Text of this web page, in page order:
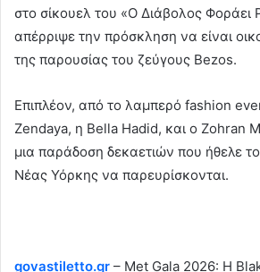
στο σίκουελ του «Ο Διάβολος Φοράει
απέρριψε την πρόσκληση να είναι
της παρουσίας του ζεύγους Bezos.
Επιπλέον, από το λαμπερό fashion
Zendaya, η Bella Hadid, και ο Zohran
μια παράδοση δεκαετιών που ήθελε
Νέας Υόρκης να παρευρίσκονται.
govastiletto.gr – Met Gala 2026: Η